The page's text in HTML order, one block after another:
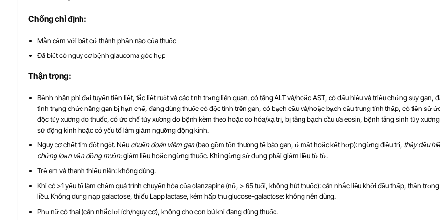
Chống chỉđịnh:
Mẫn cảm với bất cứ thành phần nào của thuốc
Đã biết có nguy cơ bệnh glaucoma góc hẹp
Thận trọng:
Bệnh nhân phì đại tuyến tiền liệt, tắc liệt ruột và các tình trạng liên quan, có tăng ALT và/hoặc AST, có dấu hiệu và triệu chứng suy gan,
tình trạng chức năng gan bị hạn chế, đang dùng thuốc có độc tính trên gan, có bạch cầu và/hoặc bạch cầu trung tính thấp, có tiền sử
độc tủy xương do thuốc, có ức chế tủy xương do bệnh kèm theo hoặc do hóa/xạ trị, bị tăng bạch cầu ưa eosin, bệnh tăng sinh tủy
sử động kinh hoặc có yếu tố làm giảm ngưỡng động kinh.
Nguy cơ chết tim đột ngột. Nếu chuẩn đoán viêm gan(bao gồm tổn thương tế bào gan, ứ mật hoặc kết hợp): ngừng điều trị, thấy dấu
chứng loạn vận động muộn:giảm liều hoặc ngừng thuốc. Khi ngừng sử dụng phải giảm liều từ từ.
Trẻ em và thanh thiếu niên: không dùng.
Khi có >1 yếu tố làm chậm quá trình chuyển hóa của olanzapine (nữ, > 65 tuổi, không hút thuốc): cân nhắc liều khởi đầu thấp, thận
liều. Không dung nạp galactose, thiếu Lapp lactase, kém hấp thu glucose-galactose: không nên dùng.
Phụ nữ có thai (cân nhắc lợi ích/nguy cơ), không cho con bú khi đang dùng thuốc.